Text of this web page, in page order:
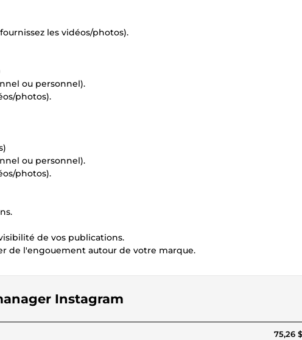
les vidéos/photos).
ou personnel).
photos).
ou personnel).
photos).
de vos publications.
de l'engouement autour de votre marque.
Instagram
75,26